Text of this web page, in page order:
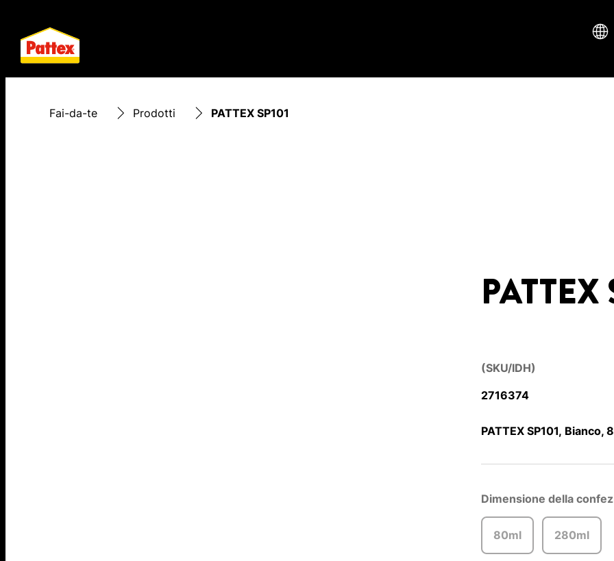
Fai-da-te Prodotti PATTEX SP101
PATTEX
(SKU/IDH)
2716374
PATTEX SP101, Bianco,
Dimensione della
80ml 280ml